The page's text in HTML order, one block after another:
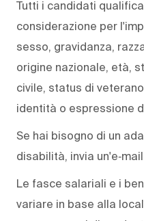
Tutti i candidati
considerazione per
sesso, gravidanza,
origine nazionale, età,
civile, status di
identità o espressione
Se hai bisogno di un
disabilità, invia
Le fasce salariali e i
variare in base alla